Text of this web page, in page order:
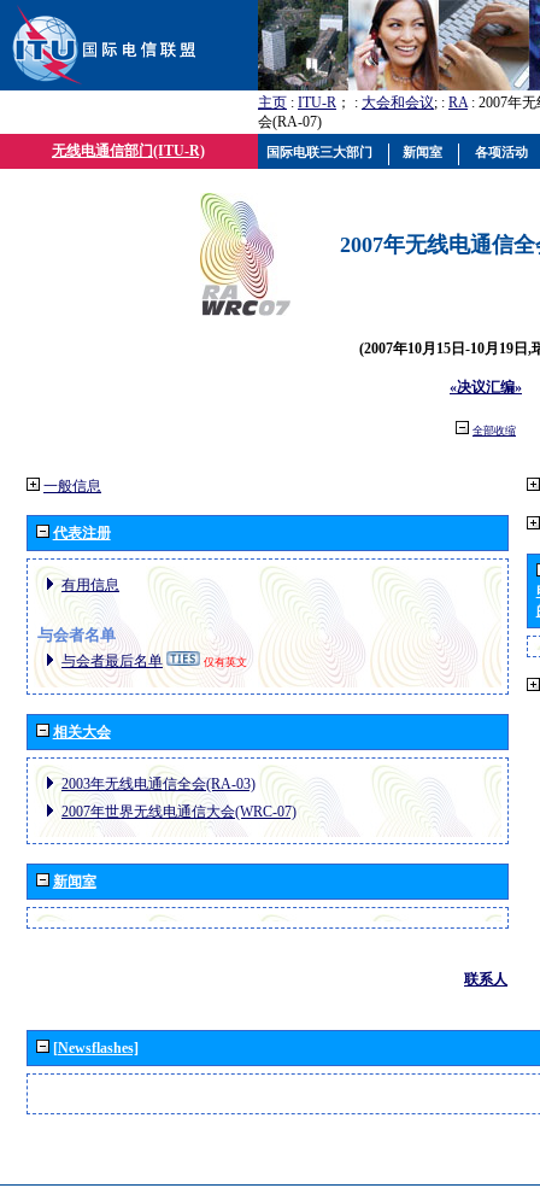
主页 : ITU-R ； : 大会和会议; : RA: 2007年
会(RA-07)
无线电通信部门(ITU-R)
2007年无线电通信
(2007年10月15日-10月19日,
«决议汇编»
全部收缩
一般信息
代表注册
有用信息
与会者名单
与会者最后名单 仅有英文
相关大会
2003年无线电通信全会(RA-03)
2007年世界无线电通信大会(WRC-07)
新闻室
联系人
[Newsflashes]
国际电联三大部门 新闻室 各项活动